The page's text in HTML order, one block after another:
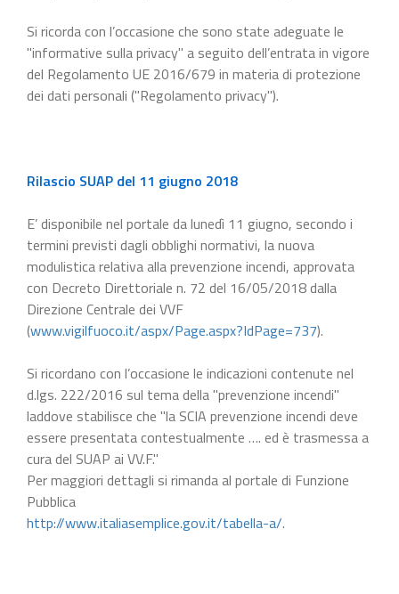
Si ricorda con l’occasione che sono state adeguate le
"informative sulla privacy" a seguito dell’entrata in vigore
del Regolamento UE 2016/679 in materia di protezione
dei dati personali ("Regolamento privacy").
Rilascio SUAP del 11 giugno 2018
E’ disponibile nel portale da lunedì 11 giugno, secondo i
termini previsti dagli obblighi normativi, la nuova
modulistica relativa alla prevenzione incendi, approvata
con Decreto Direttoriale n. 72 del 16/05/2018 dalla
Direzione Centrale dei VVF
(www.vigilfuoco.it/aspx/Page.aspx?IdPage=737).
Si ricordano con l’occasione le indicazioni contenute nel
d.lgs. 222/2016 sul tema della "prevenzione incendi"
laddove stabilisce che "la SCIA prevenzione incendi deve
essere presentata contestualmente …. ed è trasmessa a
cura del SUAP ai VV.F."
Per maggiori dettagli si rimanda al portale di Funzione
Pubblica
http://www.italiasemplice.gov.it/tabella-a/.